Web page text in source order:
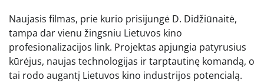
Naujasis filmas, prie kurio prisijungė D. Didžiūnaitė,
tampa dar vienu žingsniu Lietuvos kino
profesionalizacijos link. Projektas apjungia patyrusius
kūrėjus, naujas technologijas ir tarptautinę komandą, o
tai rodo augantį Lietuvos kino industrijos potencialą.